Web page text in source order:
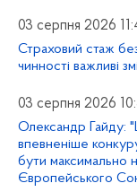
03 серпня 2026
Страховий стаж
чинності важливі
03 серпня 2026
Олександр Гайду:
впевненіше
бути максимально
Європейського